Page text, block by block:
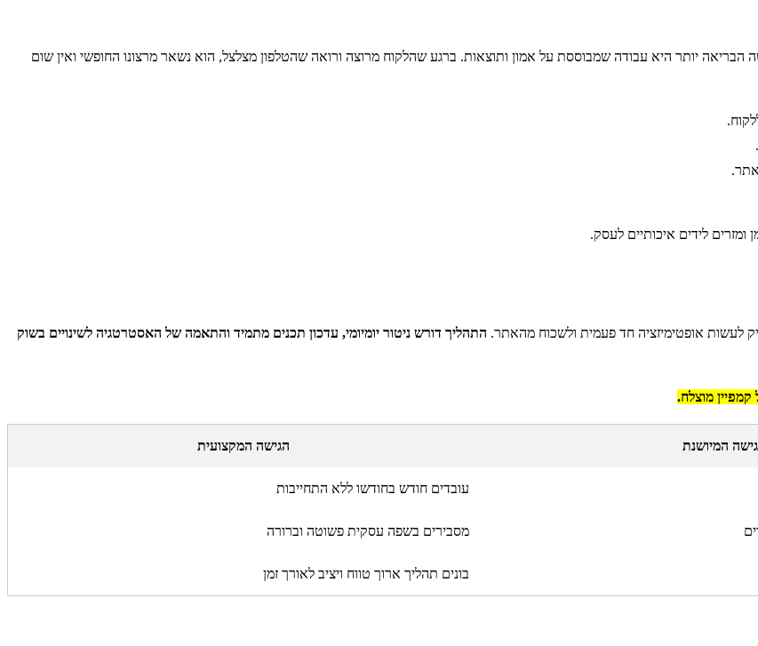
יותר היא עבודה שמבוססת על אמון ותוצאות. ברגע שהלקוח מרוצה ורואה שהטלפון מצלצל, הוא נשאר מרצונו החופשי ואין שום
לידים איכותיים לעסק.
לעשות אופטימיזציה חד פעמית ולשכוח מהאתר. התהליך דורש ניטור יומיומי, עדכון תכנים מתמיד והתאמה של האסטרטגיה לשינויים בשוק
מוצלח.
המיושנת הגישה המקצועית
עובדים חודש בחודשו ללא התחייבות
מסבירים בשפה עסקית פשוטה וברורה
בונים תהליך ארוך טווח ויציב לאורך זמן